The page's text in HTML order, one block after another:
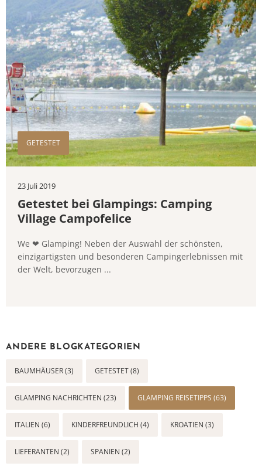
GETESTET
23 Juli 2019
Getestet bei Glampings: Camping
Village Campofelice
We ❤ Glamping! Neben der Auswahl der schönsten,
einzigartigsten und besonderen Campingerlebnissen mit
der Welt, bevorzugen ...
ANDERE BLOGKATEGORIEN
BAUMHÄUSER (3) GETESTET (8)
GLAMPING NACHRICHTEN (23) GLAMPING REISETIPPS (63)
ITALIEN (6) KINDERFREUNDLICH (4) KROATIEN (3)
LIEFERANTEN (2) SPANIEN (2)